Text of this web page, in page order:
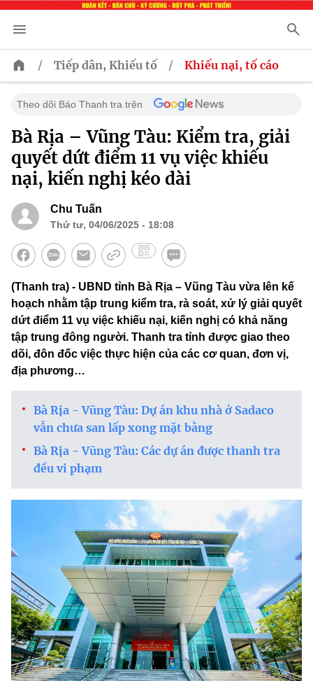
/ Tiếp dân, Khiếu tố / Khiếu nại, tố cáo
Theo dõi Báo Thanh tra trên
Bà Rịa – Vũng Tàu: Kiểm tra, giải
quyết dứt điểm 11 vụ việc khiếu
nại, kiến nghị kéo dài
Chu Tuấn
Thứ tư, 04/06/2025 - 18:08
(Thanh tra) - UBND tỉnh Bà Rịa – Vũng Tàu vừa lên kế
hoạch nhằm tập trung kiểm tra, rà soát, xử lý giải quyết
dứt điểm 11 vụ việc khiếu nại, kiến nghị có khả năng
tập trung đông người. Thanh tra tỉnh được giao theo
dõi, đôn đốc việc thực hiện của các cơ quan, đơn vị,
địa phương…
Bà Rịa - Vũng Tàu: Dự án khu nhà ở Sadaco
vẫn chưa san lấp xong mặt bằng
Bà Rịa - Vũng Tàu: Các dự án được thanh tra
đều vi phạm